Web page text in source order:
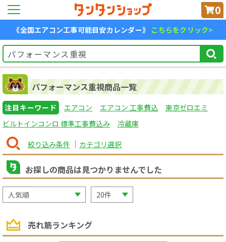
0
《全国エアコン工事可能目安カレンダー》 こちらをクリック>
パフォーマンス重視商品一覧
注目キーワード エアコン エアコン 工事費込
東京ゼロエミ
ビルトインコンロ 標準工事費込み
冷蔵庫
絞り込み条件 カテゴリ選択
お探しの商品は見つかりませんでした
売れ筋ランキング